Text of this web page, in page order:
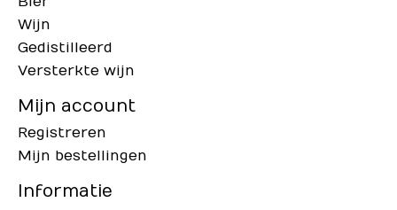
Wijn
Gedistilleerd
Versterkte wijn
Mijn account
Registreren
Mijn bestellingen
Informatie